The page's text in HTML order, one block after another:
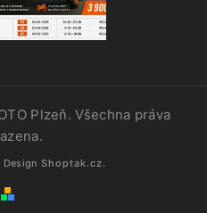
Plzeň. Všechna práva
| Design Shoptak.cz.